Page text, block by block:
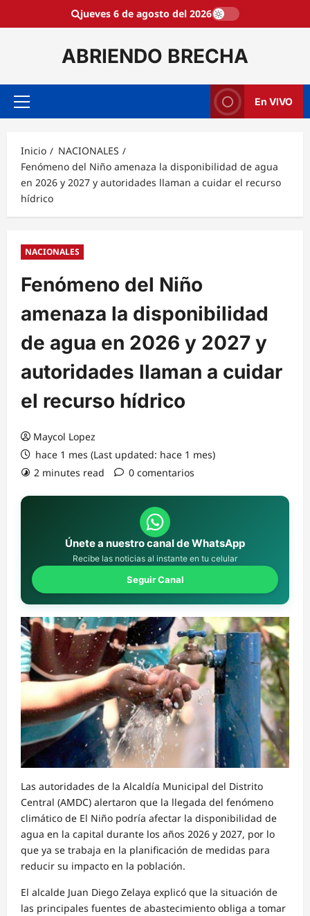
jueves 6 de agosto del 2026
ABRIENDO BRECHA
Menú
En VIVO
Inicio
NACIONALES
Fenómeno del Niño amenaza la disponibilidad de agua
en 2026 y 2027 y autoridades llaman a cuidar el recurso
hídrico
NACIONALES
Fenómeno del Niño
amenaza la disponibilidad
de agua en 2026 y 2027 y
autoridades llaman a cuidar
el recurso hídrico
Maycol Lopez
hace 1 mes (Last updated: hace 1 mes)
2 minutes read
0 comentarios
Únete a nuestro canal de WhatsApp
Recibe las noticias al instante en tu celular
Seguir Canal
Las autoridades de la Alcaldía Municipal del Distrito
Central (AMDC) alertaron que la llegada del fenómeno
climático de El Niño podría afectar la disponibilidad de
agua en la capital durante los años 2026 y 2027, por lo
que ya se trabaja en la planificación de medidas para
reducir su impacto en la población.
El alcalde Juan Diego Zelaya explicó que la situación de
las principales fuentes de abastecimiento obliga a tomar